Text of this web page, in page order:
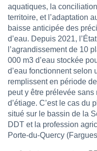
aquatiques, la
territoire, et l’adaptation
baisse anticipée des
d’eau. Depuis 2021,
l’agrandissement de 10
000 m3 d’eau stockée
d’eau fonctionnent selon
remplissent en période
peut y être prélevée
d’étiage. C’est le cas du
situé sur le bassin de la
DDT et la profession
Porte-du-Quercy